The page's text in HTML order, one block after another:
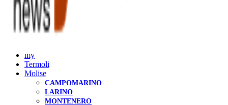
my
Termoli
Molise
CAMPOMARINO
LARINO
MONTENERO